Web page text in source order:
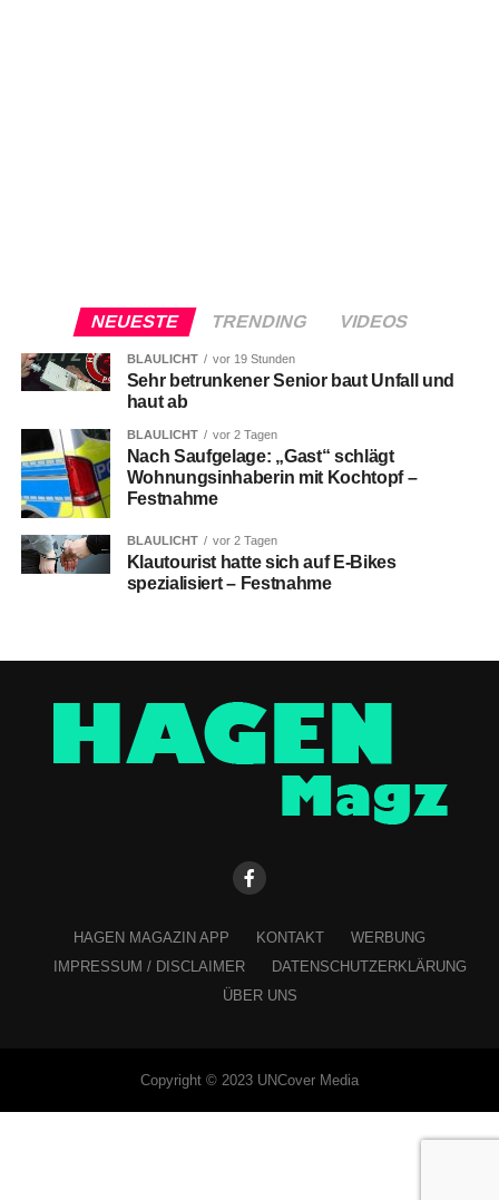
NEUESTE TRENDING VIDEOS
BLAULICHT vor 19 Stunden
Sehr betrunkener Senior baut Unfall und
haut ab
BLAULICHT vor 2 Tagen
Nach Saufgelage: „Gast“ schlägt
Wohnungsinhaberin mit Kochtopf –
Festnahme
BLAULICHT vor 2 Tagen
Klautourist hatte sich auf E-Bikes
spezialisiert – Festnahme
HAGEN MAGAZIN APP KONTAKT
WERBUNG
IMPRESSUM / DISCLAIMER
DATENSCHUTZERKLÄRUNG
ÜBER UNS
Copyright © 2023 UNCover Media